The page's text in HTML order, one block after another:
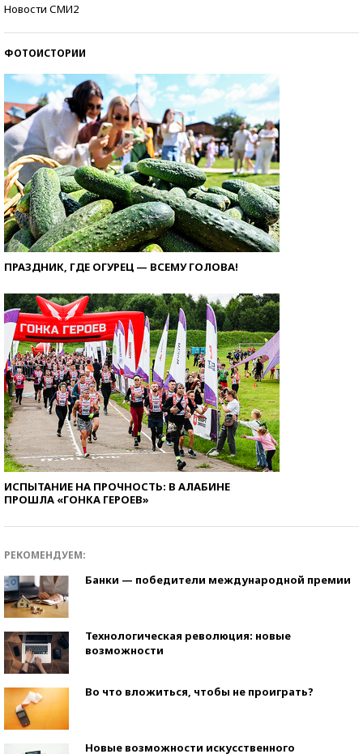
Новости СМИ2
ФОТОИСТОРИИ
ПРАЗДНИК, ГДЕ ОГУРЕЦ — ВСЕМУ ГОЛОВА!
ИСПЫТАНИЕ НА ПРОЧНОСТЬ: В АЛАБИНЕ
ПРОШЛА «ГОНКА ГЕРОЕВ»
РЕКОМЕНДУЕМ:
Банки — победители международной премии
Технологическая революция: новые
возможности
Во что вложиться, чтобы не проиграть?
Новые возможности искусственного